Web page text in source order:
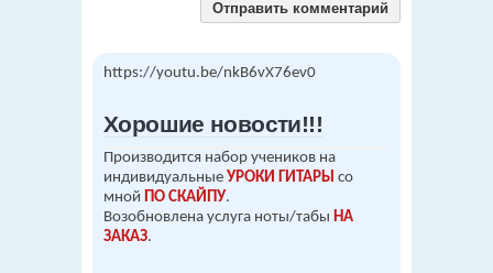
https://youtu.be/nkB6vX76ev0
Хорошие новости!!!
Производится набор учеников на
индивидуальные УРОКИ ГИТАРЫ со
мной
ПО СКАЙПУ.
Возобновлена услуга ноты/табы НА
ЗАКАЗ.